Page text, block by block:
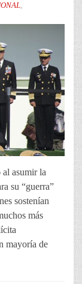
,
asumir la
su “guerra”
sostenían
más
mayoría de